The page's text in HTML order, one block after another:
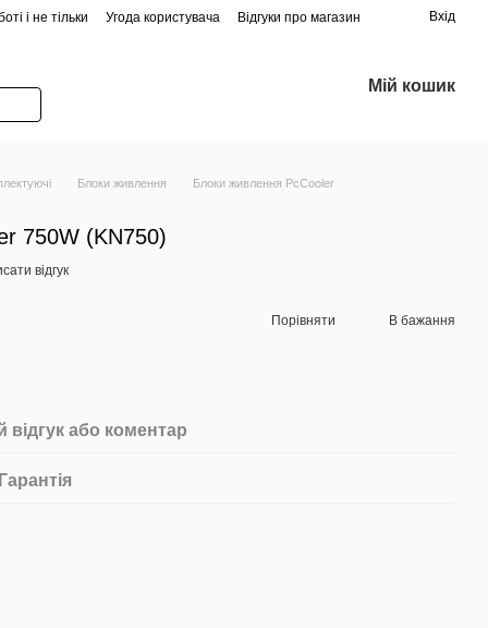
і не тільки Угода користувача Відгуки про магазин Вхід
Мій кошик
Блоки живлення
Блоки живлення PcCooler
750W (KN750)
відгук
Порівняти В бажання
відгук або коментар
Гарантія